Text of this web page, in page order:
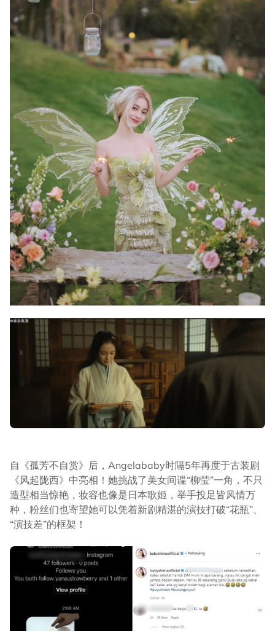
自《孤芳不自赏》后，Angelababy时隔5年再度于古装剧
《风起陇西》中亮相！她挑战了美女间谍“柳莹”一角，不只
造型相当惊艳，妆容也像是日本歌姬，举手投足皆风情万
种，粉丝们也寄望她可以凭着新剧精湛的演技打破“花瓶”、
“演技差”的框架！